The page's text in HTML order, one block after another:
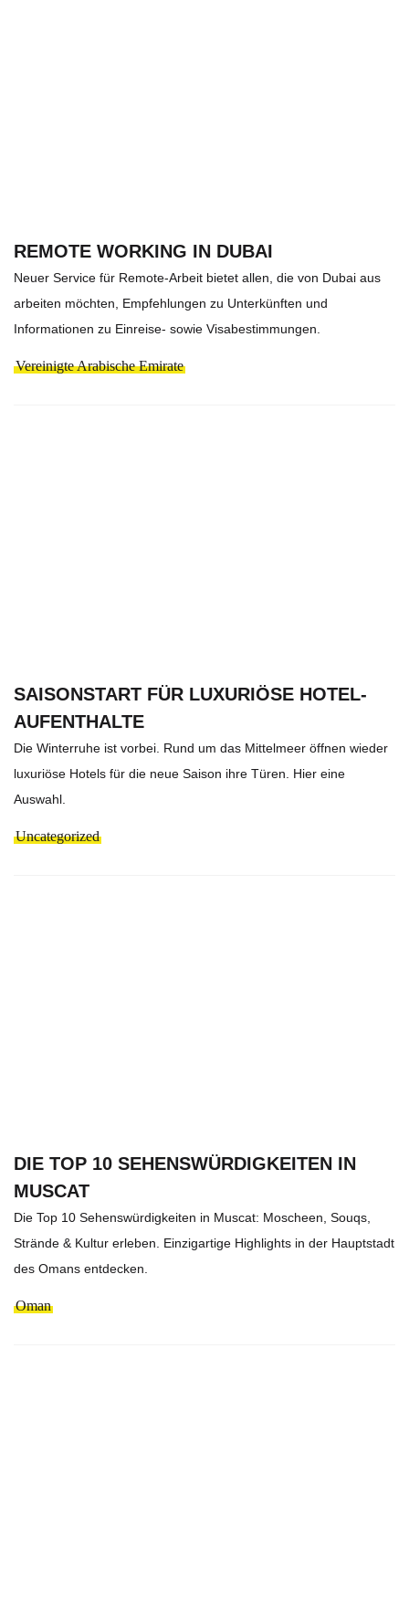
REMOTE WORKING IN DUBAI
Neuer Service für Remote-Arbeit bietet allen, die von Dubai aus
arbeiten möchten, Empfehlungen zu Unterkünften und
Informationen zu Einreise- sowie Visabestimmungen.
Vereinigte Arabische Emirate
SAISONSTART FÜR LUXURIÖSE HOTEL-
AUFENTHALTE
Die Winterruhe ist vorbei. Rund um das Mittelmeer öffnen wieder
luxuriöse Hotels für die neue Saison ihre Türen. Hier eine
Auswahl.
Uncategorized
DIE TOP 10 SEHENSWÜRDIGKEITEN IN
MUSCAT
Die Top 10 Sehenswürdigkeiten in Muscat: Moscheen, Souqs,
Strände & Kultur erleben. Einzigartige Highlights in der Hauptstadt
des Omans entdecken.
Oman